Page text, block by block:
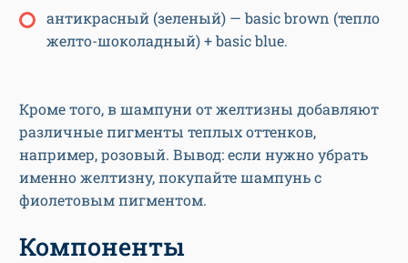
антикрасный (зеленый) — basic brown (тепло
желто-шоколадный) + basic blue.
Кроме того, в шампуни от желтизны добавляют
различные пигменты теплых оттенков,
например, розовый. Вывод: если нужно убрать
именно желтизну, покупайте шампунь с
фиолетовым пигментом.
Компоненты